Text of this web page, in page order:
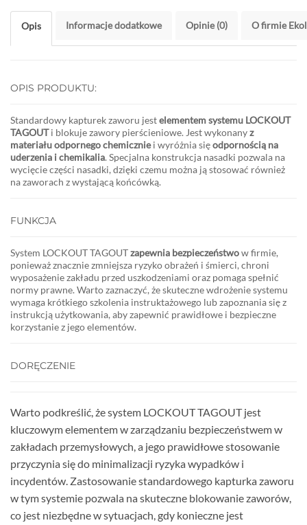
Opis Informacje dodatkowe Opinie (0) O firmie
OPIS PRODUKTU:
Standardowy kapturek zaworu jestelementem systemu LOCKOUT
TAGOUTi blokuje zawory pierścieniowe. Jest wykonanyz
materiału odpornego chemiczniei wyróżnia sięodpornością na
uderzenia i chemikalia. Specjalna konstrukcja nasadki pozwala na
wycięcie części nasadki, dzięki czemu można ją stosować również
na zaworach z wystającą końcówką.
FUNKCJA
System LOCKOUT TAGOUTzapewnia bezpieczeństwow firmie,
ponieważ znacznie zmniejsza ryzyko obrażeń i śmierci, chroni
wyposażenie zakładu przed uszkodzeniami oraz pomaga spełnić
normy prawne. Warto zaznaczyć, że skuteczne wdrożenie systemu
wymaga krótkiego szkolenia instruktażowego lub zapoznania się z
instrukcją użytkowania, aby zapewnić prawidłowe i bezpieczne
korzystanie z jego elementów.
DORĘCZENIE
Warto podkreślić, że system LOCKOUT TAGOUT jest
kluczowym elementem w zarządzaniu bezpieczeństwem w
zakładach przemysłowych, a jego prawidłowe stosowanie
przyczynia się do minimalizacji ryzyka wypadków i
incydentów. Zastosowanie standardowego kapturka zaworu
w tym systemie pozwala na skuteczne blokowanie zaworów,
co jest niezbędne w sytuacjach, gdy konieczne jest